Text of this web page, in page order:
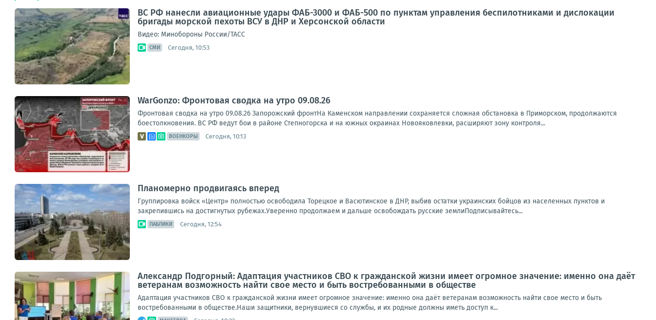
ВС РФ нанесли авиационные удары ФАБ-3000 и ФАБ-500 по пунктам управления беспилотниками и дислокации
бригады морской пехоты ВСУ в ДНР и Херсонской области
Видео: Минобороны России/ТАСС
СМИ Сегодня, 10:53
WarGonzo: Фронтовая сводка на утро 09.08.26
Фронтовая сводка на утро 09.08.26 Запорожский фронтНа Каменском направлении сохраняется сложная обстановка в Приморском, продолжаются
боестолкновения. ВС РФ ведут бои в районе Степногорска и на южных окраинах Новояковлевки, расширяют зону контроля...
ВОЕНКОРЫ Сегодня, 10:13
Планомерно продвигаясь вперед
Группировка войск «Центр» полностью освободила Торецкое и Васютинское в ДНР, выбив остатки украинских бойцов из населенных пунктов и
закрепившись на достигнутых рубежах.Уверенно продолжаем и дальше освобождать русские землиПодписывайтесь...
ПАБЛИКИ Сегодня, 12:54
Александр Подгорный: Адаптация участников СВО к гражданской жизни имеет огромное значение: именно она даёт
ветеранам возможность найти свое место и быть востребованными в обществе
Адаптация участников СВО к гражданской жизни имеет огромное значение: именно она даёт ветеранам возможность найти свое место и быть
востребованными в обществе.Наши защитники, вернувшиеся со службы, и их родные должны иметь доступ к...